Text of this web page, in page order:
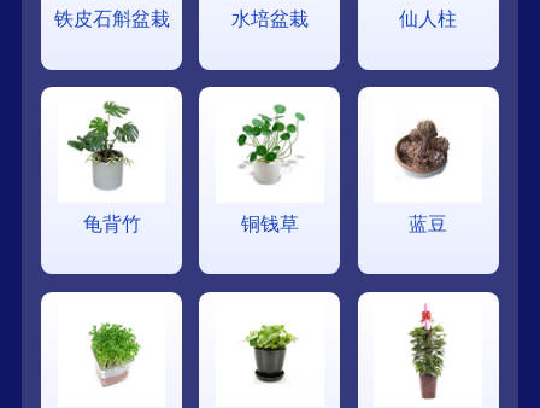
铁皮石斛盆栽 水培盆栽 仙人柱
龟背竹 铜钱草 蓝豆